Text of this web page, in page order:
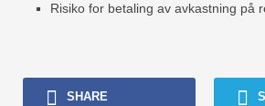
Risiko for betaling av avkastning på
SHARE